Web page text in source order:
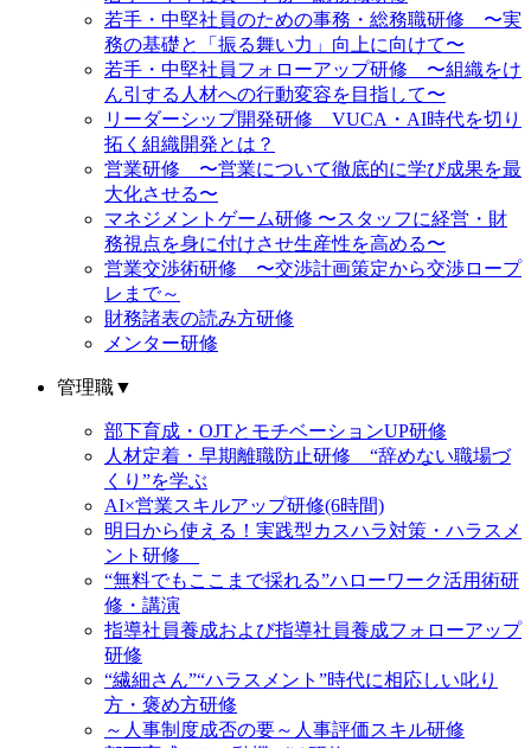
若手・中堅社員のための事務・総務職研修 〜実
務の基礎と「振る舞い力」向上に向けて〜
若手・中堅社員フォローアップ研修 〜組織をけ
ん引する人材への行動変容を目指して〜
リーダーシップ開発研修 VUCA・AI時代を切り
拓く組織開発とは？
営業研修 〜営業について徹底的に学び成果を最
大化させる〜
マネジメントゲーム研修 〜スタッフに経営・財
務視点を身に付けさせ生産性を高める〜
営業交渉術研修 〜交渉計画策定から交渉ロープ
レまで～
財務諸表の読み方研修
メンター研修
管理職▼
部下育成・OJTとモチベーションUP研修
人材定着・早期離職防止研修 “辞めない職場づ
くり”を学ぶ
AI×営業スキルアップ研修(6時間)
明日から使える！実践型カスハラ対策・ハラスメ
ント研修
“無料でもここまで採れる”ハローワーク活用術研
修・講演
指導社員養成および指導社員養成フォローアップ
研修
“繊細さん”“ハラスメント”時代に相応しい叱り
方・褒め方研修
～人事制度成否の要～人事評価スキル研修